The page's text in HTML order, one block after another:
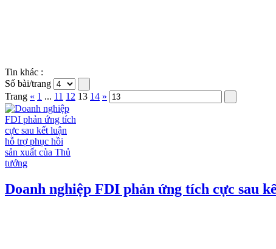
Tin khác :
Số bài/trang
Trang « 1 ... 11 12 13 14 »
Doanh nghiệp FDI phản ứng tích cực sau